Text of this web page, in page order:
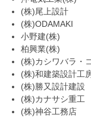
(株)尾上設計
(株)ODAMAKI
小野建(株)
柏興業(株)
(株)カシワバラ・
(株)和建築設計工
(株)勝又設計建設
(株)カナサシ重工
(株)神谷工務店